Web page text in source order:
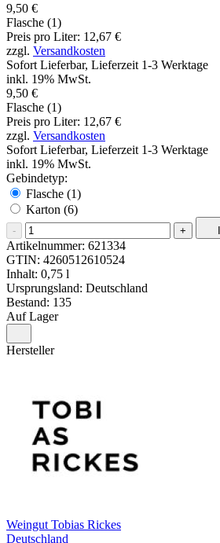
9,50 €
Flasche (1)
Preis pro Liter: 12,67 €
zzgl. Versandkosten
Sofort Lieferbar, Lieferzeit 1-3 Werktage
inkl. 19% MwSt.
9,50 €
Flasche (1)
Preis pro Liter: 12,67 €
zzgl. Versandkosten
Sofort Lieferbar, Lieferzeit 1-3 Werktage
inkl. 19% MwSt.
Gebindetyp:
Flasche (1)
Karton (6)
- +
Artikelnummer: 621334
GTIN: 4260512610524
Inhalt: 0,75 l
Ursprungsland: Deutschland
Bestand: 135
Auf Lager
Hersteller
Weingut Tobias Rickes
Deutschland